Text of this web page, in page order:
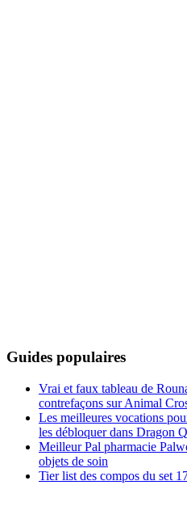
Guides populaires
Vrai et faux tableau de
contrefaçons sur Animal
Les meilleures vocations
les débloquer dans Dragon
Meilleur Pal pharmacie
objets de soin
Tier list des compos du set